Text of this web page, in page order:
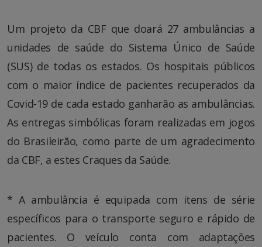
Um projeto da CBF que doará 27 ambulâncias a
unidades de saúde do Sistema Único de Saúde
(SUS) de todas os estados. Os hospitais públicos
com o maior índice de pacientes recuperados da
Covid-19 de cada estado ganharão as ambulâncias.
As entregas simbólicas foram realizadas em jogos
do Brasileirão, como parte de um agradecimento
da CBF, a estes Craques da Saúde.
* A ambulância é equipada com itens de série
específicos para o transporte seguro e rápido de
pacientes. O veículo conta com adaptações